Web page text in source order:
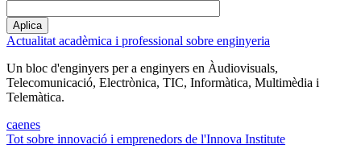
Actualitat acadèmica i professional sobre enginyeria
Un bloc d'enginyers per a enginyers en Àudiovisuals,
Telecomunicació, Electrònica, TIC, Informàtica, Multimèdia i
Telemàtica.
caenes
Tot sobre innovació i emprenedors de l'Innova Institute